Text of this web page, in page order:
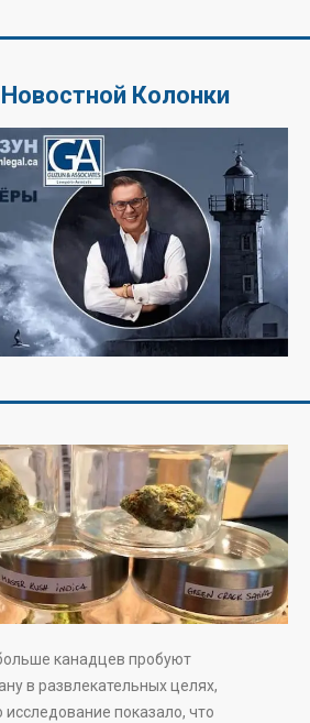
Колонки
канадцев пробуют
в развлекательных целях,
показало, что